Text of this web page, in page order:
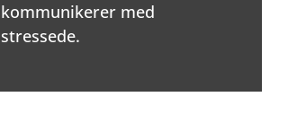
kommunikerer med
stressede.